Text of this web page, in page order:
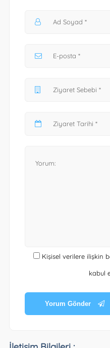
Kişisel verilere ilişkin
kabul
Yorum Gönder